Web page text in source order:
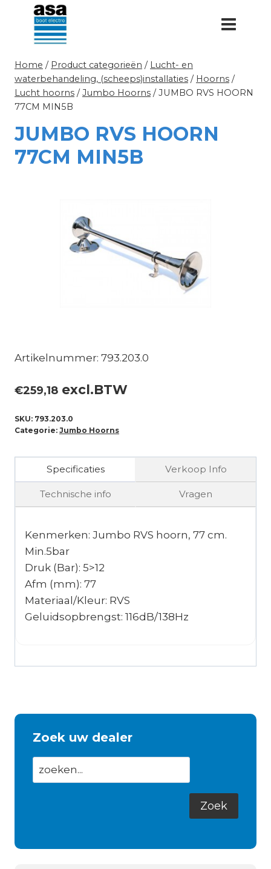
Doorgaan
inhoud
Home / Product categorieën / Lucht- en
waterbehandeling, (scheeps)installaties / Hoorns /
Lucht hoorns / Jumbo Hoorns / JUMBO RVS HOORN
77CM MIN5B
JUMBO RVS HOORN
77CM MIN5B
Artikelnummer: 793.203.0
€259,18 excl.BTW
SKU: 793.203.0
Categorie: Jumbo Hoorns
Specificaties Verkoop Info
Technische info Vragen
Kenmerken: Jumbo RVS hoorn, 77 cm.
Min.5bar
Druk (Bar): 5>12
Afm (mm): 77
Materiaal/Kleur: RVS
Geluidsopbrengst: 116dB/138Hz
Zoek uw dealer